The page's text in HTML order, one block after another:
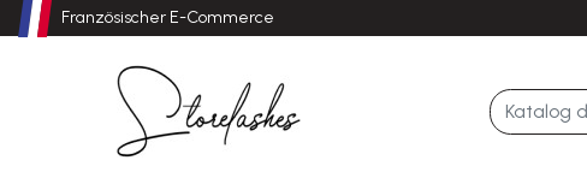
Französischer E-Commerce